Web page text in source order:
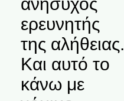
ερευνητής
της αλήθειας.
Και αυτό το
κάνω με